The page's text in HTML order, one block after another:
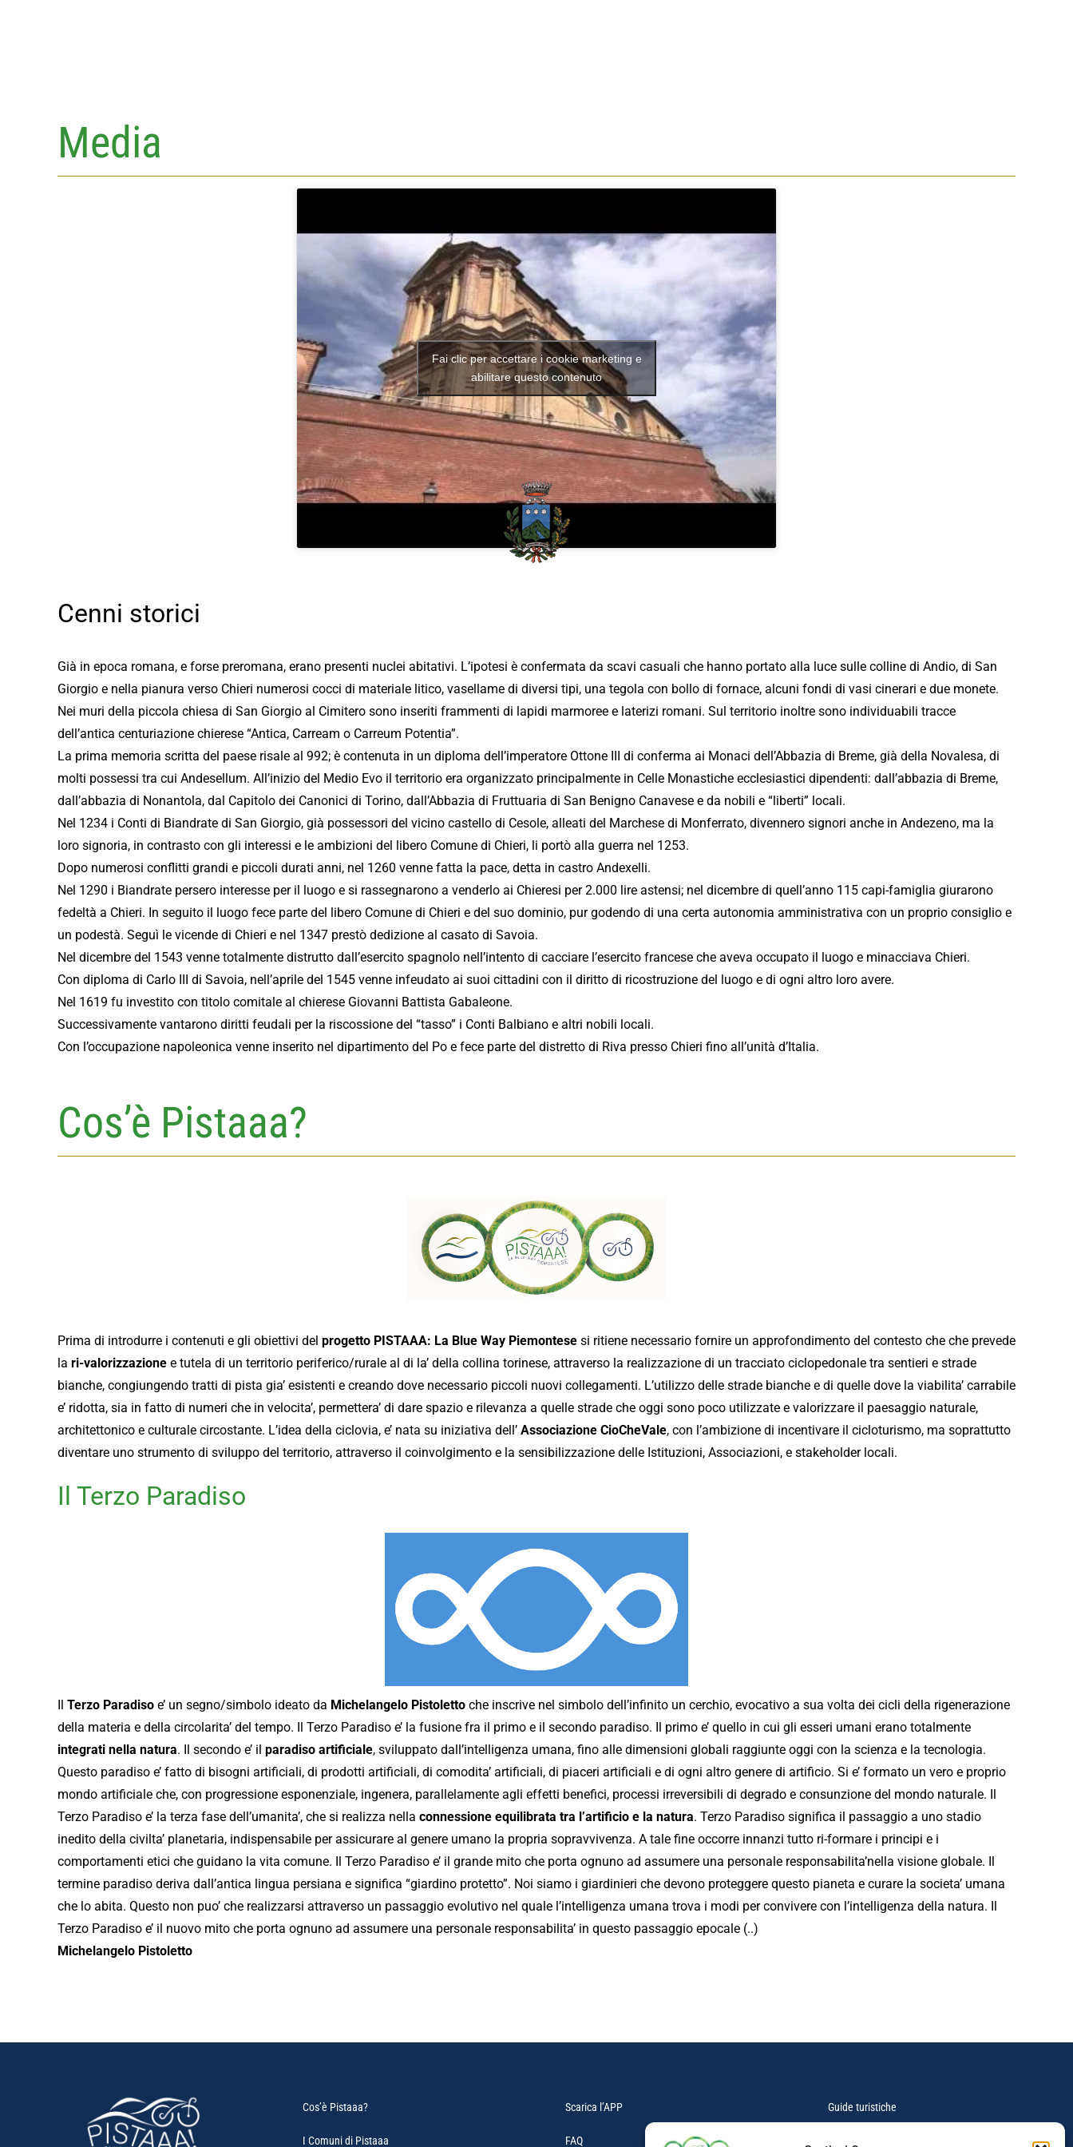
Media
Fai clic per accettare i cookie marketing e
abilitare questo contenuto
Cenni storici
Già in epoca romana, e forse preromana, erano presenti nuclei abitativi. L’ipotesi è confermata da scavi casuali che hanno portato alla luce sulle colline di Andio, di San
Giorgio e nella pianura verso Chieri numerosi cocci di materiale litico, vasellame di diversi tipi, una tegola con bollo di fornace, alcuni fondi di vasi cinerari e due monete.
Nei muri della piccola chiesa di San Giorgio al Cimitero sono inseriti frammenti di lapidi marmoree e laterizi romani. Sul territorio inoltre sono individuabili tracce
dell’antica centuriazione chierese “Antica, Carream o Carreum Potentia”.
La prima memoria scritta del paese risale al 992; è contenuta in un diploma dell’imperatore Ottone III di conferma ai Monaci dell’Abbazia di Breme, già della Novalesa, di
molti possessi tra cui Andesellum. All’inizio del Medio Evo il territorio era organizzato principalmente in Celle Monastiche ecclesiastici dipendenti: dall’abbazia di Breme,
dall’abbazia di Nonantola, dal Capitolo dei Canonici di Torino, dall’Abbazia di Fruttuaria di San Benigno Canavese e da nobili e “liberti” locali.
Nel 1234 i Conti di Biandrate di San Giorgio, già possessori del vicino castello di Cesole, alleati del Marchese di Monferrato, divennero signori anche in Andezeno, ma la
loro signoria, in contrasto con gli interessi e le ambizioni del libero Comune di Chieri, li portò alla guerra nel 1253.
Dopo numerosi conflitti grandi e piccoli durati anni, nel 1260 venne fatta la pace, detta in castro Andexelli.
Nel 1290 i Biandrate persero interesse per il luogo e si rassegnarono a venderlo ai Chieresi per 2.000 lire astensi; nel dicembre di quell’anno 115 capi-famiglia giurarono
fedeltà a Chieri. In seguito il luogo fece parte del libero Comune di Chieri e del suo dominio, pur godendo di una certa autonomia amministrativa con un proprio consiglio e
un podestà. Seguì le vicende di Chieri e nel 1347 prestò dedizione al casato di Savoia.
Nel dicembre del 1543 venne totalmente distrutto dall’esercito spagnolo nell’intento di cacciare l’esercito francese che aveva occupato il luogo e minacciava Chieri.
Con diploma di Carlo III di Savoia, nell’aprile del 1545 venne infeudato ai suoi cittadini con il diritto di ricostruzione del luogo e di ogni altro loro avere.
Nel 1619 fu investito con titolo comitale al chierese Giovanni Battista Gabaleone.
Successivamente vantarono diritti feudali per la riscossione del “tasso” i Conti Balbiano e altri nobili locali.
Con l’occupazione napoleonica venne inserito nel dipartimento del Po e fece parte del distretto di Riva presso Chieri fino all’unità d’Italia.
Cos’è Pistaaa?
Prima di introdurre i contenuti e gli obiettivi del progetto PISTAAA: La Blue Way Piemontese si ritiene necessario fornire un approfondimento del contesto che che prevede
la ri-valorizzazione e tutela di un territorio periferico/rurale al di la’ della collina torinese, attraverso la realizzazione di un tracciato ciclopedonale tra sentieri e strade
bianche, congiungendo tratti di pista gia’ esistenti e creando dove necessario piccoli nuovi collegamenti. L’utilizzo delle strade bianche e di quelle dove la viabilita’ carrabile
e’ ridotta, sia in fatto di numeri che in velocita’, permettera’ di dare spazio e rilevanza a quelle strade che oggi sono poco utilizzate e valorizzare il paesaggio naturale,
architettonico e culturale circostante. L’idea della ciclovia, e’ nata su iniziativa dell’ Associazione CioCheVale, con l’ambizione di incentivare il cicloturismo, ma soprattutto
diventare uno strumento di sviluppo del territorio, attraverso il coinvolgimento e la sensibilizzazione delle Istituzioni, Associazioni, e stakeholder locali.
Il Terzo Paradiso
Terzo Paradiso e’ un segno/simbolo ideato da Michelangelo Pistoletto che inscrive nel simbolo dell’infinito un cerchio, evocativo a sua volta dei cicli della rigenerazione
della materia e della circolarita’ del tempo. Il Terzo Paradiso e’ la fusione fra il primo e il secondo paradiso. Il primo e’ quello in cui gli esseri umani erano totalmente
integrati nella natura. Il secondo e’ il paradiso artificiale, sviluppato dall’intelligenza umana, fino alle dimensioni globali raggiunte oggi con la scienza e la tecnologia.
Questo paradiso e’ fatto di bisogni artificiali, di prodotti artificiali, di comodita’ artificiali, di piaceri artificiali e di ogni altro genere di artificio. Si e’ formato un vero e proprio
mondo artificiale che, con progressione esponenziale, ingenera, parallelamente agli effetti benefici, processi irreversibili di degrado e consunzione del mondo naturale. Il
Terzo Paradiso e’ la terza fase dell’umanita’, che si realizza nella connessione equilibrata tra l’artificio e la natura. Terzo Paradiso significa il passaggio a uno stadio
inedito della civilta’ planetaria, indispensabile per assicurare al genere umano la propria sopravvivenza. A tale fine occorre innanzi tutto ri-formare i principi e i
comportamenti etici che guidano la vita comune. Il Terzo Paradiso e’ il grande mito che porta ognuno ad assumere una personale responsabilita’nella visione globale. Il
termine paradiso deriva dall’antica lingua persiana e significa “giardino protetto”. Noi siamo i giardinieri che devono proteggere questo pianeta e curare la societa’ umana
che lo abita. Questo non puo’ che realizzarsi attraverso un passaggio evolutivo nel quale l’intelligenza umana trova i modi per convivere con l’intelligenza della natura. Il
Terzo Paradiso e’ il nuovo mito che porta ognuno ad assumere una personale responsabilita’ in questo passaggio epocale (..)
Michelangelo Pistoletto
Cos’è Pistaaa?
I Comuni di Pistaaa
Scarica l’APP
FAQ
Guide turistiche